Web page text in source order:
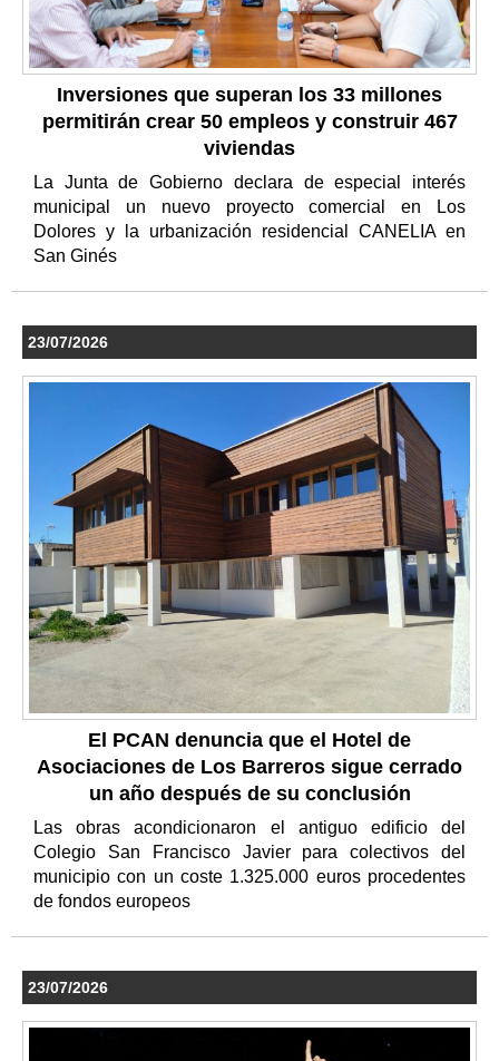
Inversiones que superan los 33 millones
permitirán crear 50 empleos y construir 467
viviendas
La Junta de Gobierno declara de especial interés
municipal un nuevo proyecto comercial en Los
Dolores y la urbanización residencial CANELIA en
San Ginés
23/07/2026
El PCAN denuncia que el Hotel de
Asociaciones de Los Barreros sigue cerrado
un año después de su conclusión
Las obras acondicionaron el antiguo edificio del
Colegio San Francisco Javier para colectivos del
municipio con un coste 1.325.000 euros procedentes
de fondos europeos
23/07/2026